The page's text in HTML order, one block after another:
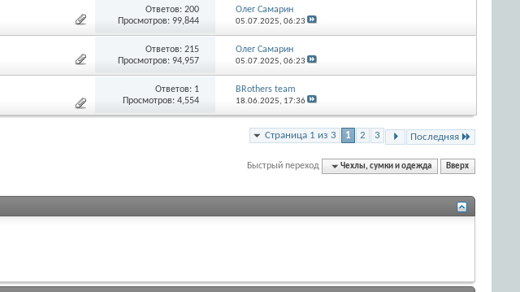
Ответов:200
Просмотров: 99,844
Олег Самарин
05.07.2025, 06:23
Ответов:215
Просмотров: 94,957
Олег Самарин
05.07.2025, 06:23
Ответов: 1
Просмотров: 4,554
BRothers team
18.06.2025, 17:36
Страница 1 из 3 1 2 3 Последняя
Быстрый переход Чехлы, сумки и одежда Вверх